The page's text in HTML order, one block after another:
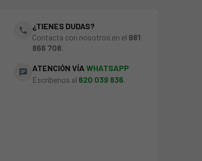
phone
¿TIENES DUDAS?
Contacta con nosotros en el 981
866 708.
chat ATENCIÓN VÍAWHATSAPP
Escríbenos al 620 039 836